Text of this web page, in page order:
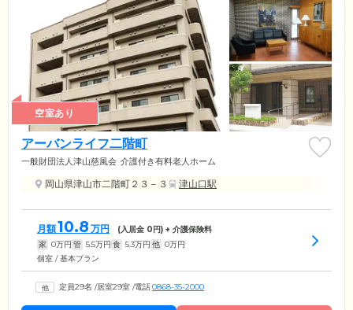
空室あり
アーバンライフ二階町
一般財団法人津山慈風会 介護付き有料老人ホーム
岡山県津山市二階町２３－３ 津山口駅
月額10.8 万円 (入居金 0円) + 介護保険料
家 0万円 管 5.5万円 食 5.3万円 他 0万円
個室 / 基本プラン
定員29名 /居室29室 /電話0868-35-2000